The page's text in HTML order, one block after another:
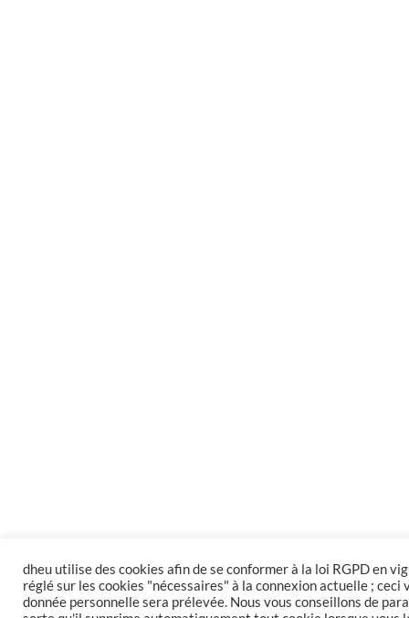
dheu utilise des cookies afin de se conformer à la loi RGPD en
réglé sur les cookies "nécessaires" à la connexion actuelle ; ceci
donnée personnelle sera prélevée. Nous vous conseillons de